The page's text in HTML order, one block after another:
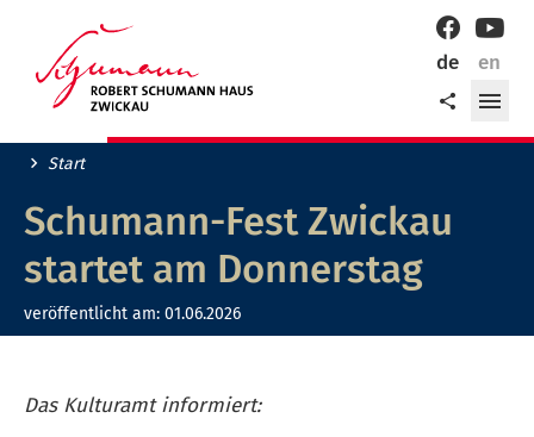
Stadt
de
en
Teilen
Facebook
Start
Schumann-Fest Zwickau
startet am Donnerstag
veröffentlicht am: 01.06.2026
Das Kulturamt informiert: